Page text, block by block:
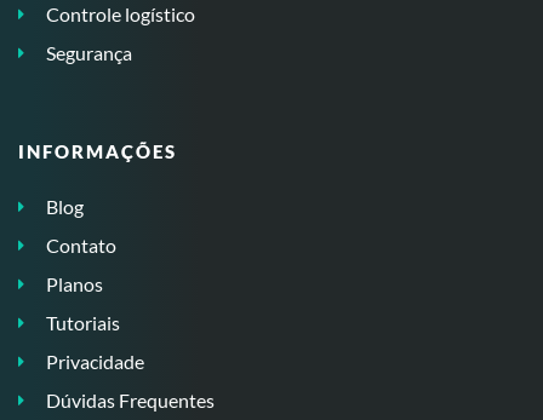
Controle logístico
Segurança
INFORMAÇÕES
Blog
Contato
Planos
Tutoriais
Privacidade
Dúvidas Frequentes